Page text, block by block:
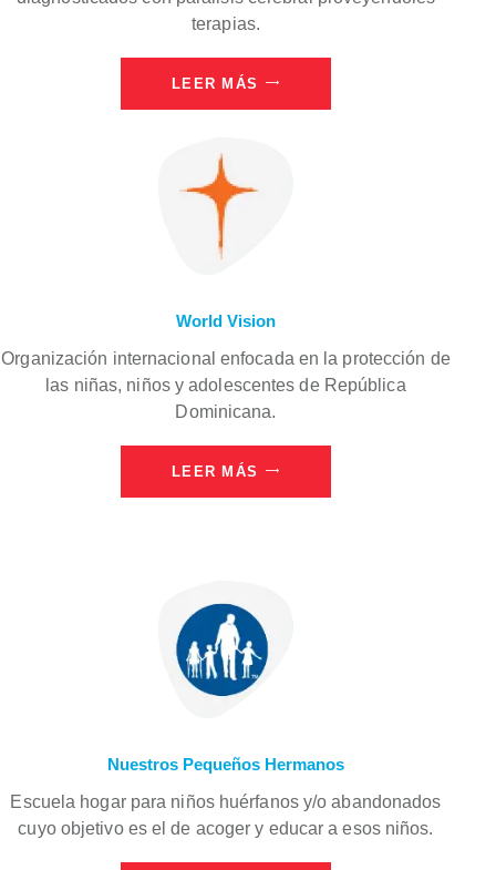
terapias.
LEER MÁS
World Vision
Organización internacional enfocada en la protección de
las niñas, niños y adolescentes de República
Dominicana.
LEER MÁS
Nuestros Pequeños Hermanos
Escuela hogar para niños huérfanos y/o abandonados
cuyo objetivo es el de acoger y educar a esos niños.